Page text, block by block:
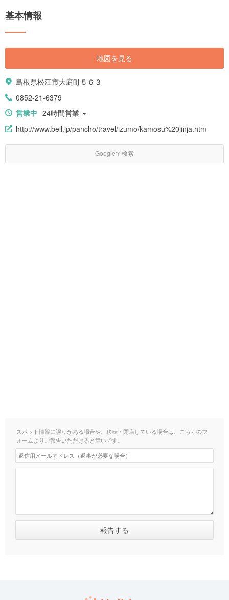
ます。
基本情報
地図を見る
島根県松江市大庭町５６３
0852-21-6379
営業中 24時間営業
http://www.bell.jp/pancho/travel/izumo/kamosu%20jinja.htm
Googleで検索
スポット情報に誤りがある場合や、移転・閉店している場合は、こちらのフ
ォームよりご報告いただけると幸いです。